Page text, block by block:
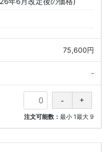
75,600円
-
注文可能数：最小 1最大 9